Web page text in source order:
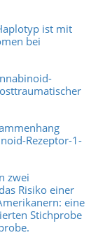
ist mit
bei
Rezeptor-1-
zwei
Risiko einer
eine
Stichprobe